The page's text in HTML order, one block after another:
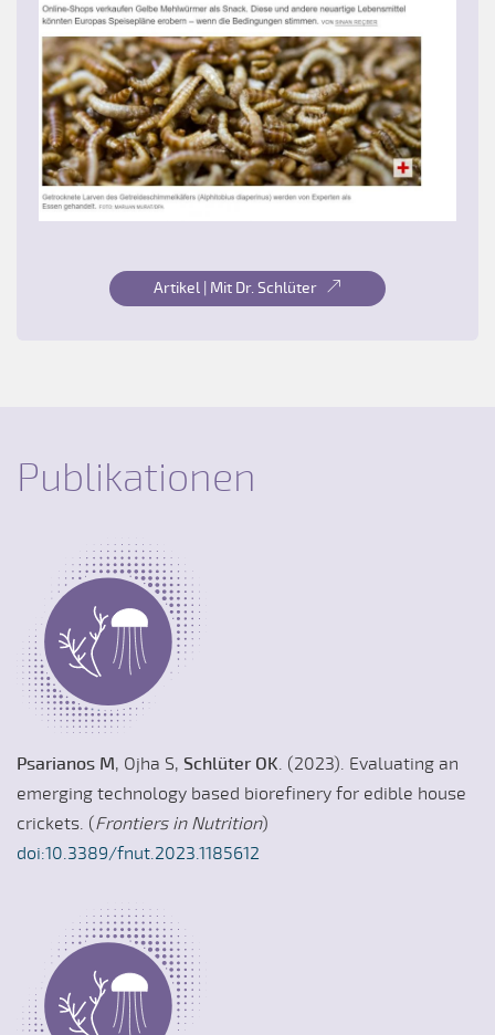
Artikel | Mit Dr. Schlüter
Publikationen
Psarianos M, Ojha S, Schlüter OK. (2023). Evaluating an
emerging technology based biorefinery for edible house
crickets. (Frontiers in Nutrition)
doi:10.3389/fnut.2023.1185612